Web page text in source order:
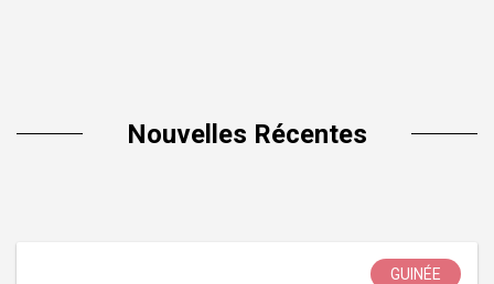
Nouvelles Récentes
GUINÉE